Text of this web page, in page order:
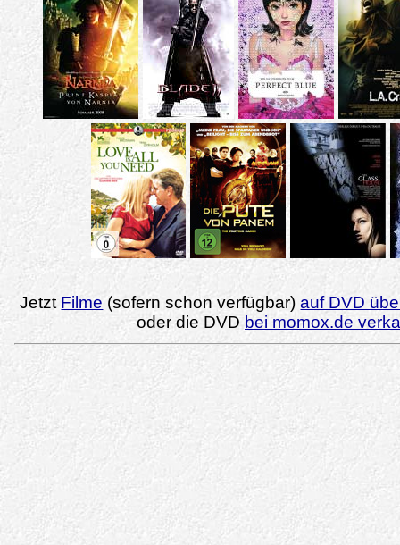
Jetzt Filme (sofern schon verfügbar)auf DVD
oder die DVD bei momox.de